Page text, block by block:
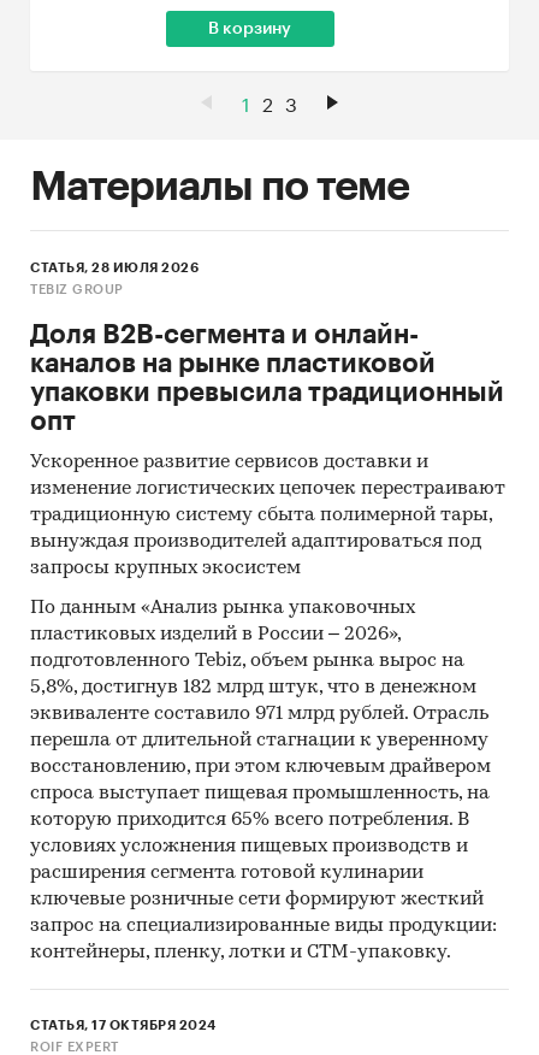
В корзину
1 2 3
Материалы по теме
СТАТЬЯ, 28 ИЮЛЯ 2026
TEBIZ GROUP
Доля B2B-сегмента и онлайн-
каналов на рынке пластиковой
упаковки превысила традиционный
опт
Ускоренное развитие сервисов доставки и
изменение логистических цепочек перестраивают
традиционную систему сбыта полимерной тары,
вынуждая производителей адаптироваться под
запросы крупных экосистем
По данным «Анализ рынка упаковочных
пластиковых изделий в России – 2026»,
подготовленного Tebiz, объем рынка вырос на
5,8%, достигнув 182 млрд штук, что в денежном
эквиваленте составило 971 млрд рублей. Отрасль
перешла от длительной стагнации к уверенному
восстановлению, при этом ключевым драйвером
спроса выступает пищевая промышленность, на
которую приходится 65% всего потребления. В
условиях усложнения пищевых производств и
расширения сегмента готовой кулинарии
ключевые розничные сети формируют жесткий
запрос на специализированные виды продукции:
контейнеры, пленку, лотки и СТМ-упаковку.
СТАТЬЯ, 17 ОКТЯБРЯ 2024
ROIF EXPERT